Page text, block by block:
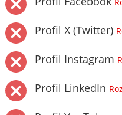
Profil X (Twitter)
Profil Instagram
Profil LinkedIn